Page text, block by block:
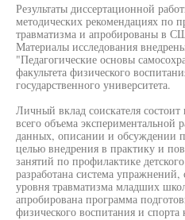
Результаты диссертационной
методических рекомендациях по
травматизма и апробированы в
Материалы исследования
"Педагогические основы
факультета физического
государственного университета.
Личный вклад соискателя
всего объема экспериментальной
данных, описании и обсуждении
целью внедрения в практику и
занятий по профилактике
разработана система
уровня травматизма младших
апробирована программа
физического воспитания и